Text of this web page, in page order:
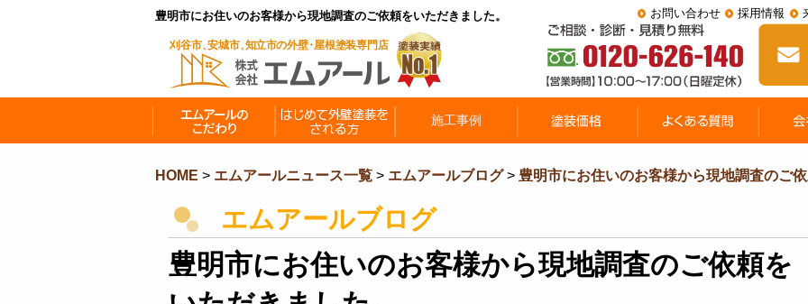
豊明市にお住いのお客様から現地調査のご依頼をいただきました。 お問い合わせ 採用情報
HOME > エムアールニュース一覧 > エムアールブログ> 豊明市にお住いのお客様から現地調査のご
エムアールブログ
豊明市にお住いのお客様から現地調査のご依頼を